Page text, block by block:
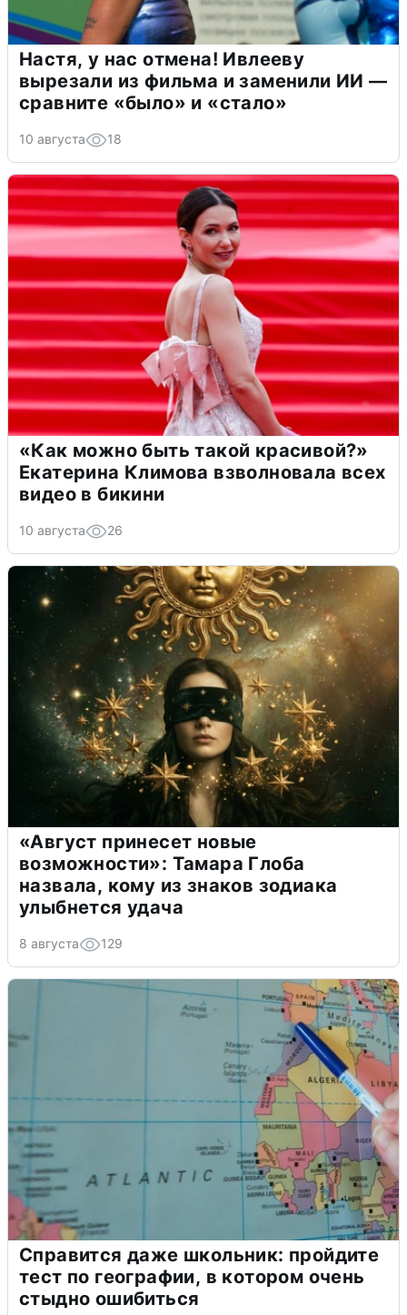
Настя, у нас отмена! Ивлееву
вырезали из фильма и заменили ИИ —
сравните «было» и «стало»
10 августа 18
«Как можно быть такой красивой?»
Екатерина Климова взволновала всех
видео в бикини
10 августа 26
«Август принесет новые
возможности»: Тамара Глоба
назвала, кому из знаков зодиака
улыбнется удача
8 августа 129
Справится даже школьник: пройдите
тест по географии, в котором очень
стыдно ошибиться